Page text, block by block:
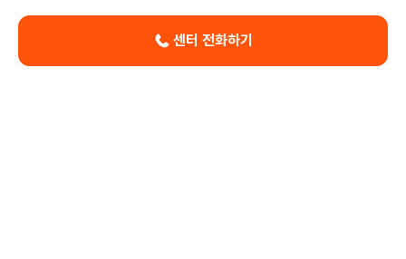
센터 전화하기